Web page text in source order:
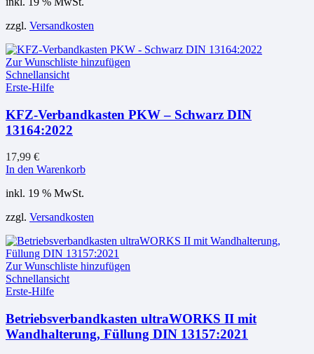
zzgl. Versandkosten
Zur Wunschliste hinzufügen
Schnellansicht
Erste-Hilfe
KFZ-Verbandkasten PKW – Schwarz DIN
13164:2022
17,99 €
In den Warenkorb
inkl. 19 % MwSt.
zzgl. Versandkosten
Zur Wunschliste hinzufügen
Schnellansicht
Erste-Hilfe
Betriebsverbandkasten ultraWORKS II mit
Wandhalterung, Füllung DIN 13157:2021